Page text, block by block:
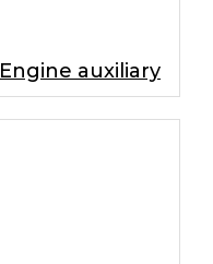
Engine auxiliary